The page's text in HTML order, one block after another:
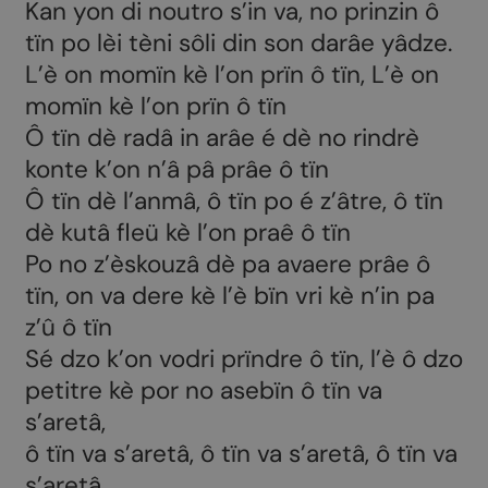
Mais surtout à la patrie
Refrain
IV
L’on nous dit que le champagne
Est un nectar sans pareil
L’on nous vante de l’Espagne
Ses vins tendres et vermeils
Mais à ces crus qu’on nous vante
Pour moi je préfère encore
Nos vins légers couleur d’or
Nos vin légers couleur d’or
Et un verre en main je chante
Refrain
V
Kan yon di noutro s’in va, no prinzin ô
tïn po lèi tèni sôli din son darâe yâdze.
L’è on momïn kè l’on prïn ô tïn, L’è on
momïn kè l’on prïn ô tïn
Ô tïn dè radâ in arâe é dè no rindrè
konte k’on n’â pâ prâe ô tïn
Ô tïn dè l’anmâ, ô tïn po é z’âtre, ô tïn
dè kutâ fleü kè l’on praê ô tïn
Po no z’èskouzâ dè pa avaere prâe ô
tïn, on va dere kè l’è bïn vri kè n’in pa
z’û ô tïn
Sé dzo k’on vodri prïndre ô tïn, l’è ô dzo
petitre kè por no asebïn ô tïn va
s’aretâ,
ô tïn va s’aretâ, ô tïn va s’aretâ, ô tïn va